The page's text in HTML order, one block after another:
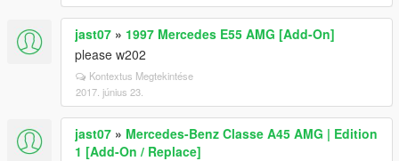
jast07 » 1997 Mercedes E55 AMG [Add-On]
please w202
Kontextus Megtekintése
2017. június 23.
jast07 » Mercedes-Benz Classe A45 AMG | Edition
1 [Add-On / Replace]